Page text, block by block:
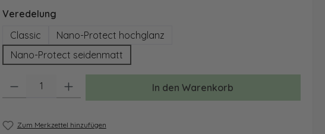
Veredelungauswählen
Classic
Nano-Protect hochglanz
Nano-Protect seidenmatt
Produkt Anzahl: Gib den gewünschten Wert ein oder benutze die Schaltflächen
In den Warenkorb
Zum Merkzettel hinzufügen